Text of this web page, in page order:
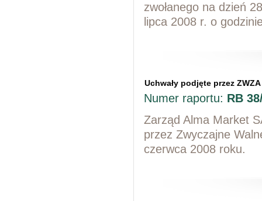
zwołanego na dzień
lipca 2008 r. o
Uchwały podjęte przez
Numer raportu: RB
Zarząd Alma Market
przez Zwyczajne
czerwca 2008 roku.